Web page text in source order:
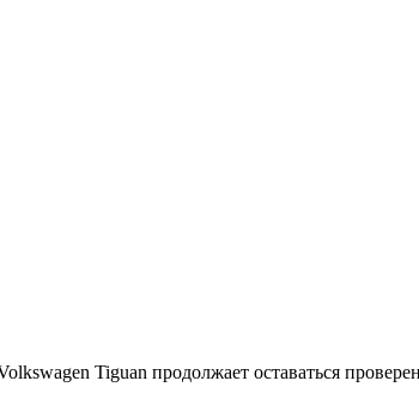
Tiguan продолжает оставаться